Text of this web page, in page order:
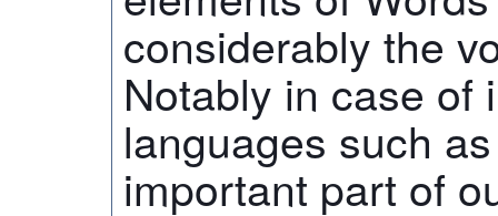
considerably the
Notably in case of
languages such
important part of